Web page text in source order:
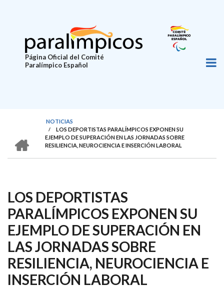
principal
Página Oficial del Comité
Paralímpico Español
SOBRESCRIBIR
ENLACES
A
LA
NAVEGACIÓN
NOTICIAS
/
LOS DEPORTISTAS PARALÍMPICOS EXPONEN SU
EJEMPLO DE SUPERACIÓN EN LAS JORNADAS SOBRE
RESILIENCIA, NEUROCIENCIA E INSERCIÓN LABORAL
LOS DEPORTISTAS
PARALÍMPICOS EXPONEN SU
EJEMPLO DE SUPERACIÓN EN
LAS JORNADAS SOBRE
RESILIENCIA, NEUROCIENCIA E
INSERCIÓN LABORAL